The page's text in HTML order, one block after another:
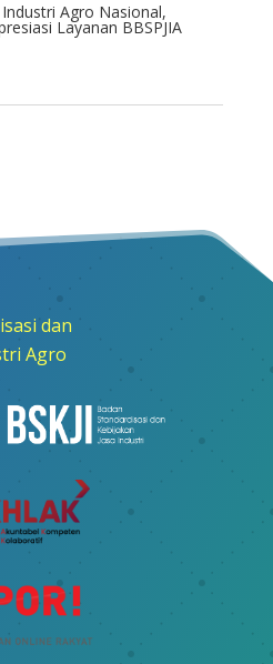
Agro Nasional,
Layanan BBSPJIA
dan
Agro